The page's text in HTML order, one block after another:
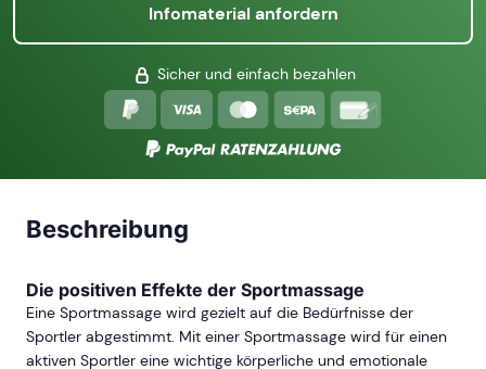
Infomaterial anfordern
Sicher und einfach bezahlen
Beschreibung
Die positiven Effekte der Sportmassage
Eine Sportmassage wird gezielt auf die Bedürfnisse der
Sportler abgestimmt. Mit einer Sportmassage wird für einen
aktiven Sportler eine wichtige körperliche und emotionale